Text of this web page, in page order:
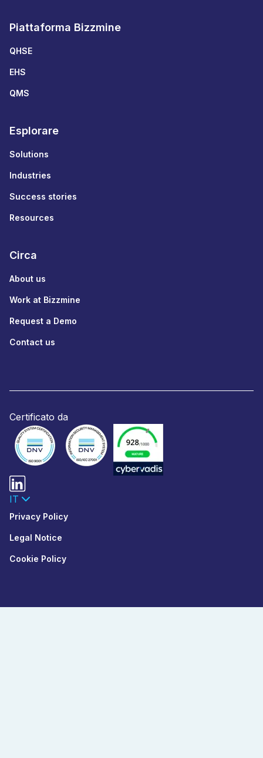
Piattaforma Bizzmine
QHSE
EHS
QMS
Esplorare
Solutions
Industries
Success stories
Resources
Circa
About us
Work at Bizzmine
Request a Demo
Contact us
Certificato da
IT
Privacy Policy
Legal Notice
Cookie Policy